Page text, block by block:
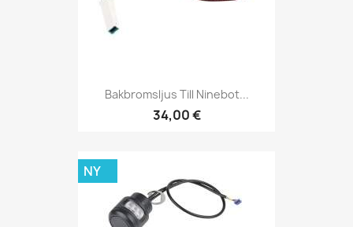
Bakbromsljus Till Ninebot...
34,00 €
NY